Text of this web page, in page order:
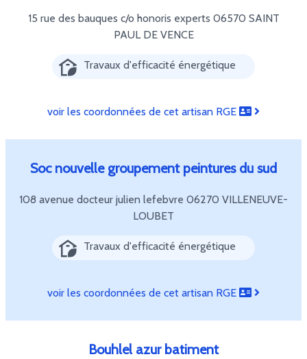
15 rue des bauques c/o honoris experts 06570 SAINT
PAUL DE VENCE
Travaux d'efficacité énergétique
voir les coordonnées de cet artisan RGE
Soc nouvelle groupement peintures du sud
108 avenue docteur julien lefebvre 06270 VILLENEUVE-
LOUBET
Travaux d'efficacité énergétique
voir les coordonnées de cet artisan RGE
Bouhlel azur batiment